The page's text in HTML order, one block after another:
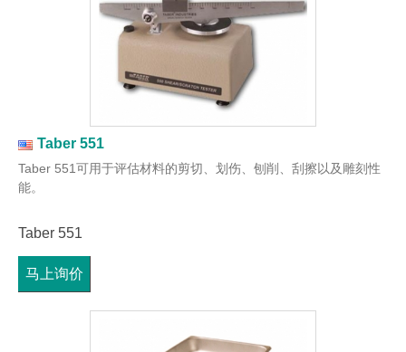
Taber 551
Taber 551可用于评估材料的剪切、划伤、刨削、刮擦以及雕刻性
能。
Taber 551
马上询价